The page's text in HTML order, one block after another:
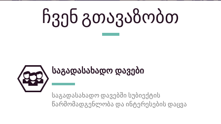
ჩვენ გთავაზობთ
საგადასახადო დავები
საგადასახადო დავებში სუბიექტის
წარმომადგენლობა და ინტერესების დაცვა